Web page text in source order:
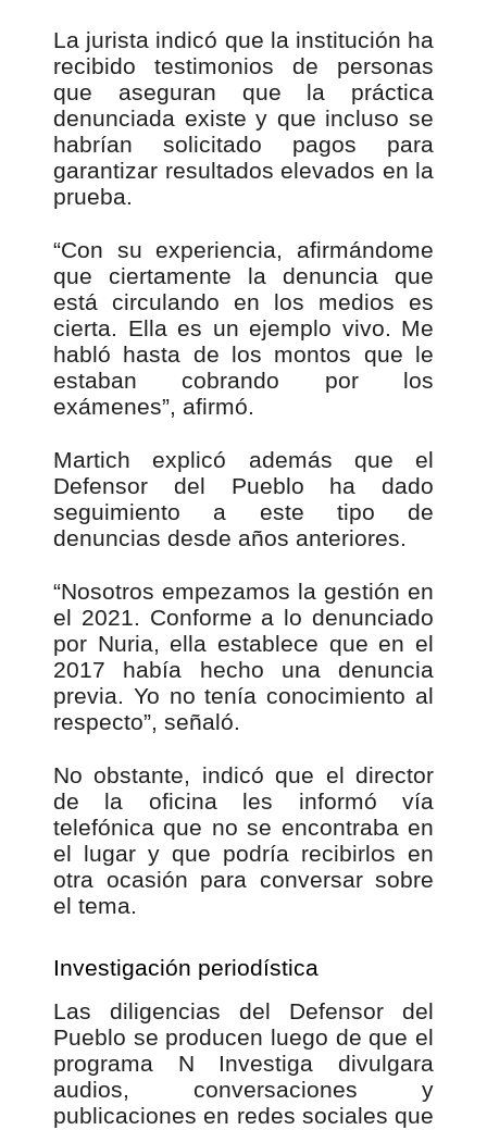
La jurista indicó que la institución ha
recibido testimonios de personas
que aseguran que la práctica
denunciada existe y que incluso se
habrían solicitado pagos para
garantizar resultados elevados en la
prueba.
“Con su experiencia, afirmándome
que ciertamente la denuncia que
está circulando en los medios es
cierta. Ella es un ejemplo vivo. Me
habló hasta de los montos que le
estaban cobrando por los
exámenes”, afirmó.
Martich explicó además que el
Defensor del Pueblo ha dado
seguimiento a este tipo de
denuncias desde años anteriores.
“Nosotros empezamos la gestión en
el 2021. Conforme a lo denunciado
por Nuria, ella establece que en el
2017 había hecho una denuncia
previa. Yo no tenía conocimiento al
respecto”, señaló.
No obstante, indicó que el director
de la oficina les informó vía
telefónica que no se encontraba en
el lugar y que podría recibirlos en
otra ocasión para conversar sobre
el tema.
Investigación periodística
Las diligencias del Defensor del
Pueblo se producen luego de que el
programa N Investiga divulgara
audios, conversaciones y
publicaciones en redes sociales que